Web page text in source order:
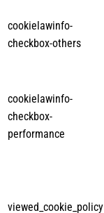
cookielawinfo-
checkbox-others
cookielawinfo-
checkbox-
performance
viewed_cookie_policy